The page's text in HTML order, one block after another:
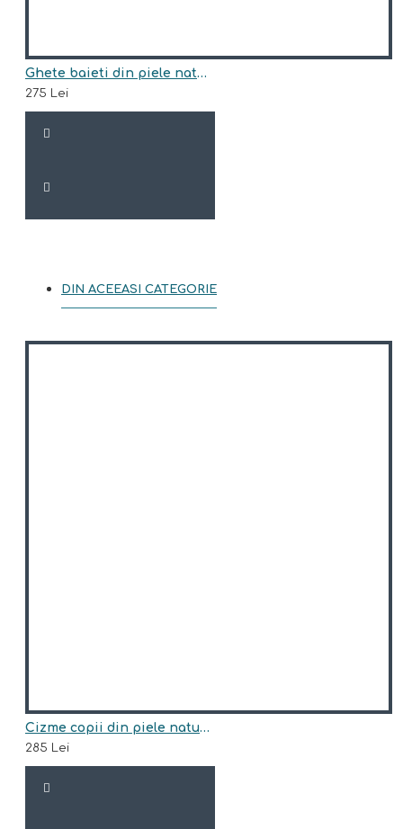
Ghete baieti din piele naturala model ALEXANDER
275 Lei
DIN ACEEASI CATEGORIE
Cizme copii din piele naturala model JUNI
285 Lei